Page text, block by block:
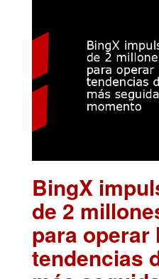
BingX
de 2
para operar
tendencias